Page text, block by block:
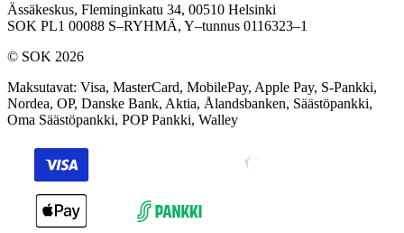
Ässäkeskus, Fleminginkatu 34, 00510 Helsinki
SOK PL1 00088 S–RYHMÄ, Y–tunnus 0116323–1
© SOK 2026
Maksutavat: Visa, MasterCard, MobilePay, Apple Pay, S-Pankki,
Nordea, OP, Danske Bank, Aktia, Ålandsbanken, Säästöpankki,
Oma Säästöpankki, POP Pankki, Walley